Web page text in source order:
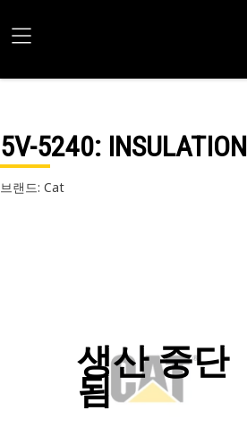
5V-5240: INSULATION
브랜드: Cat
생산 중단
됨